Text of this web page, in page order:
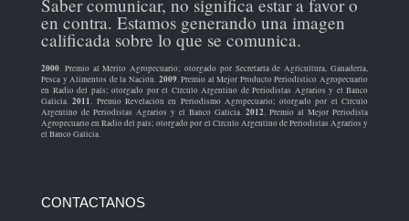
Saber comunicar, no significa estar a favor o
en contra. Estamos generando una imagen
calificada sobre lo que se comunica.
2000. Premio al Mérito Agropecuario; otorgado por Secretaría de Agricultura, Ganadería,
Pesca y Alimentos de la Nación. 2009. Premio al Mejor Producto Periodístico Agropecuario
en Radio del país; otorgado por el Círculo Argentino de Periodistas Agrarios y el Banco
Galicia.2011 . Premio Revelación en Periodismo Agropecuario; otorgado por el Círculo
Argentino de Periodistas Agrarios y el Banco Galicia. 2012. Premio al Mejor Periodista
Agropecuario en Radio del país; otorgado por el Círculo Argentino de Periodistas Agrarios y
el Banco Galicia.
CONTACTANOS